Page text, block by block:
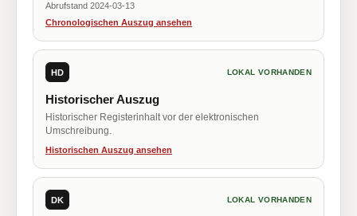
Abrufstand 2024-03-13
Chronologischen Auszug ansehen
HD LOKAL VORHANDEN
Historischer Auszug
Historischer Registerinhalt vor der elektronischen
Umschreibung.
Historischen Auszug ansehen
DK LOKAL VORHANDEN